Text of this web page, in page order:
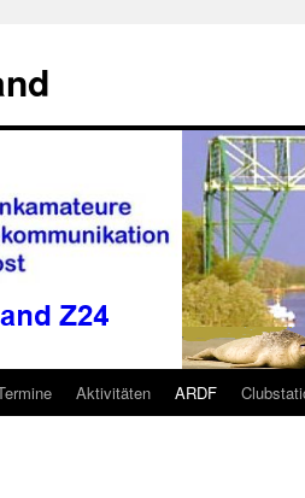
Aktivitäten ARDF